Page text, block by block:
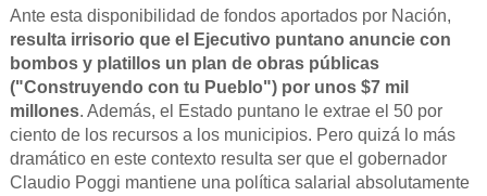
Ante esta disponibilidad de fondos aportados por Nación,
resulta irrisorio que el Ejecutivo puntano anuncie con
bombos y platillos un plan de obras públicas
("Construyendo con tu Pueblo") por unos $7 mil
millones. Además, el Estado puntano le extrae el 50 por
ciento de los recursos a los municipios. Pero quizá lo más
dramático en este contexto resulta ser que el gobernador
Claudio Poggi mantiene una política salarial absolutamente